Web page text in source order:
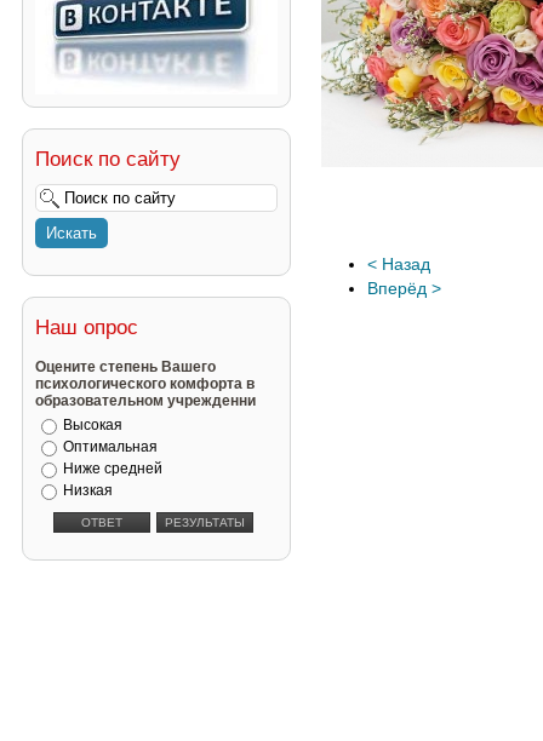
Поиск по сайту
Наш опрос
Оцените степень Вашего
психологического комфорта в
образовательном учрежденни
Высокая
Оптимальная
Ниже средней
Низкая
< Назад
Вперёд >